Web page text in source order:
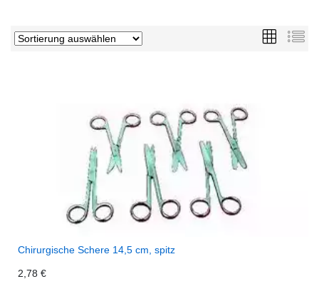
Chirurgische Schere 14,5 cm, spitz
2,78 €